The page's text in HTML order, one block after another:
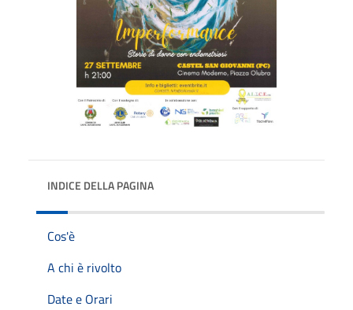
INDICE DELLA PAGINA
Cos'è
A chi è rivolto
Date e Orari